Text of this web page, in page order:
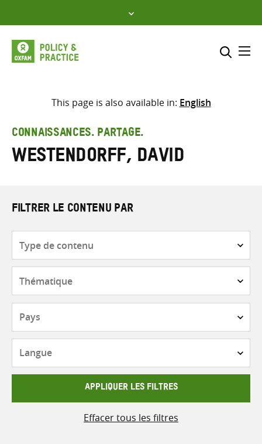
to
content
Sélectionner l’emplacement
Saisir
les
termes
This page is also available in: English
CONNAISSANCES. PARTAGE.
Westendorff, David
FILTRER LE CONTENU PAR
contenu
APPLIQUER LES FILTRES
Effacer tous les filtres